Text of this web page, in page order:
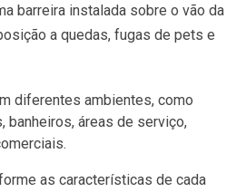
barreira instalada sobre o vão da
a quedas, fugas de pets e
diferentes ambientes, como
banheiros, áreas de serviço,
as características de cada